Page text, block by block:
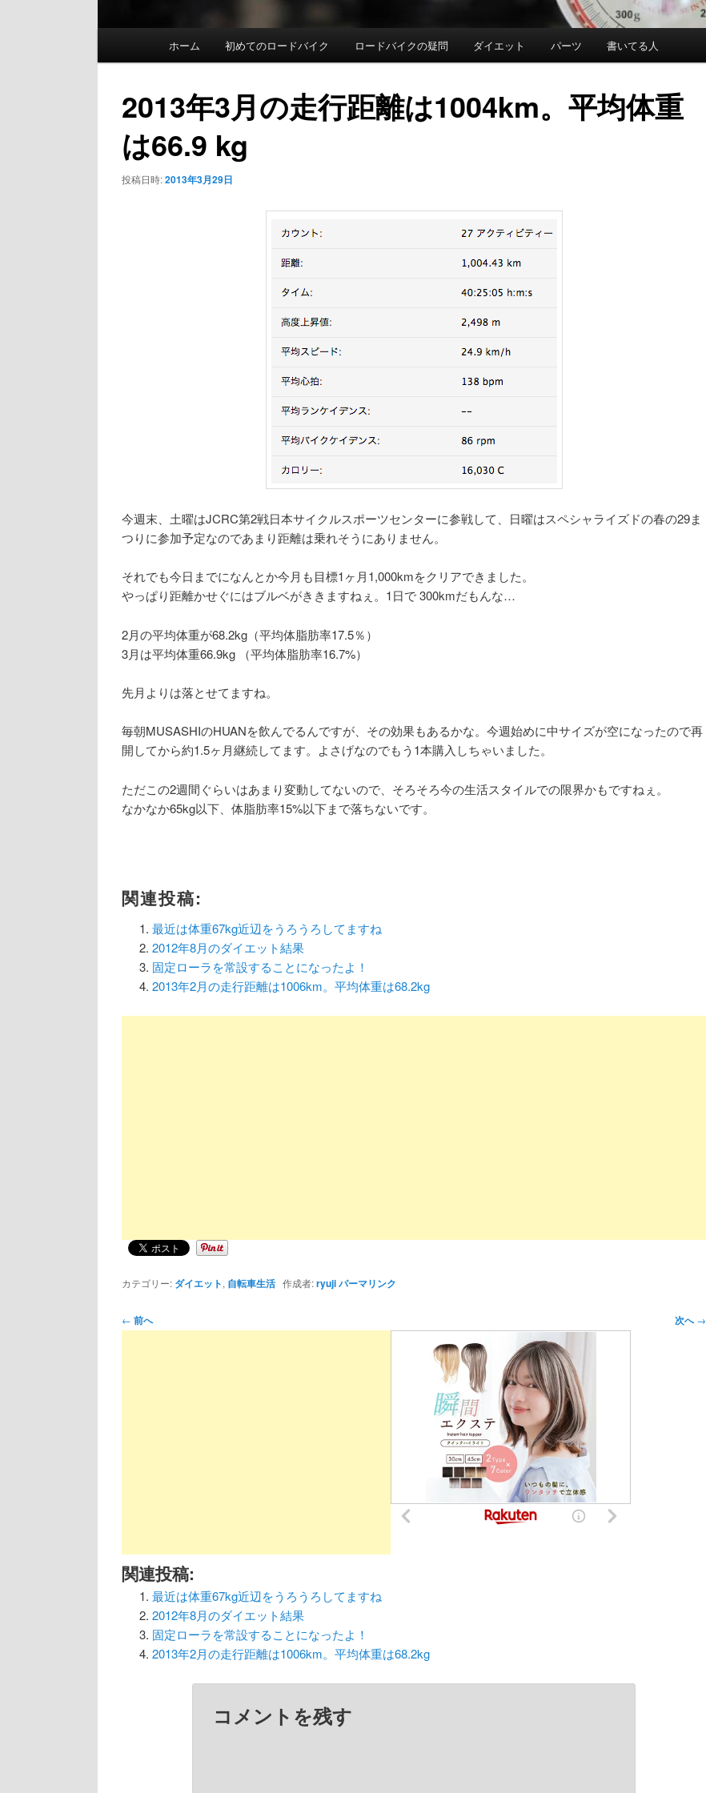
イ
ホーム 初めてのロードバイク ロードバイクの疑問 ダイエット パーツ 書いてる人
2013年3月の走行距離は1004km。平均体重
は66.9 kg
投稿日時:2013年3月29日
今週末、土曜はJCRC第2戦日本サイクルスポーツセンターに参戦して、日曜はスペシャライズドの春の29ま
つりに参加予定なのであまり距離は乗れそうにありません。
それでも今日までになんとか今月も目標1ヶ月1,000kmをクリアできました。
やっぱり距離かせぐにはブルベがききますねぇ。1日で 300kmだもんな…
2月の平均体重が68.2kg（平均体脂肪率17.5％）
3月は平均体重66.9kg （平均体脂肪率16.7%）
先月よりは落とせてますね。
毎朝MUSASHIのHUANを飲んでるんですが、その効果もあるかな。今週始めに中サイズが空になったので再
開してから約1.5ヶ月継続してます。よさげなのでもう1本購入しちゃいました。
ただこの2週間ぐらいはあまり変動してないので、そろそろ今の生活スタイルでの限界かもですねぇ。
なかなか65kg以下、体脂肪率15%以下まで落ちないです。
関連投稿:
最近は体重67kg近辺をうろうろしてますね
2012年8月のダイエット結果
固定ローラを常設することになったよ！
2013年2月の走行距離は1006km。平均体重は68.2kg
カテゴリー: ダイエット, 自転車生活 作成者:ryujiパーマリンク
投
← 前へ 次へ→
関連投稿:
最近は体重67kg近辺をうろうろしてますね
2012年8月のダイエット結果
固定ローラを常設することになったよ！
2013年2月の走行距離は1006km。平均体重は68.2kg
コメントを残す